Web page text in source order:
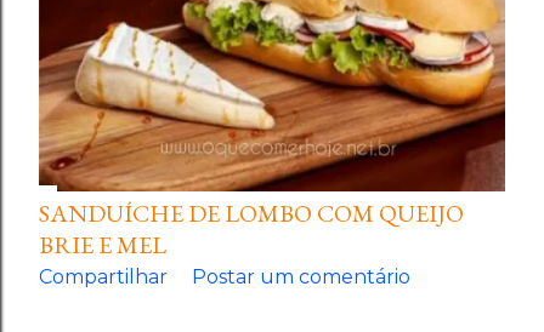
SANDUÍCHE DE LOMBO COM QUEIJO
BRIE E MEL
Compartilhar Postar um comentário